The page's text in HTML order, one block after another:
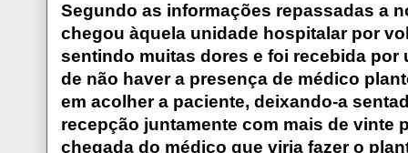
Segundo as informações repassadas a
chegou àquela unidade hospitalar por
sentindo muitas dores e foi recebida por
de não haver a presença de médico
em acolher a paciente, deixando-a
recepção juntamente com mais de vinte
chegada do médico que viria fazer o